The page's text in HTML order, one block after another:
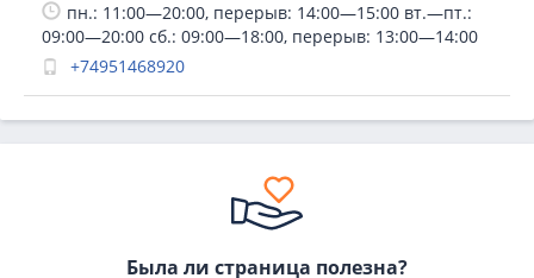
пн.: 11:00—20:00, перерыв: 14:00—15:00 вт.—пт.:
09:00—20:00 сб.: 09:00—18:00, перерыв: 13:00—14:00
+74951468920
Была ли страница полезна?